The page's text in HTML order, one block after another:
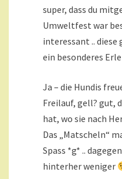
super, dass du
Umweltfest war
interessant ..
ein besonderes
Ja – die Hundis
Freilauf, gell? gut,
hat, wo sie nach
Das „Matscheln“
Spass *g* ..
hinterher weniger